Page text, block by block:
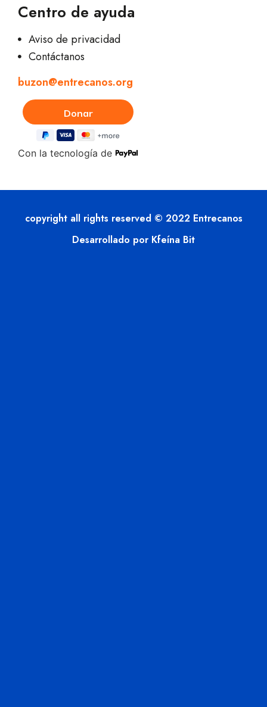
Centro de ayuda
Aviso de privacidad
Contáctanos
buzon@entrecanos.org
Con la tecnología de
copyright all rights reserved © 2022 Entrecanos
Desarrollado por Kfeína Bit